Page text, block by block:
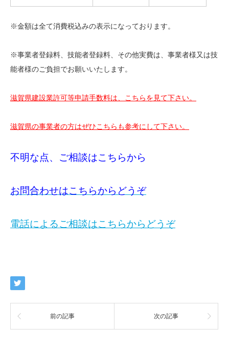
※金額は全て消費税込みの表示になっております。
※事業者登録料、技能者登録料、その他実費は、事業者様又は技
能者様のご負担でお願いいたします。
滋賀県建設業許可等申請手数料は、こちらを見て下さい。
滋賀県の事業者の方はぜひこちらも参考にして下さい。
不明な点、ご相談はこちらから
お問合わせはこちらからどうぞ
電話によるご相談はこちらからどうぞ
前の記事 次の記事